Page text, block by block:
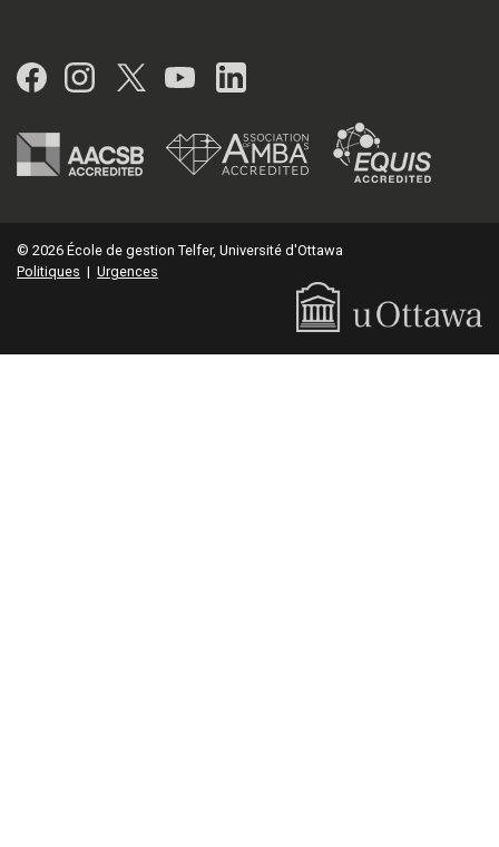
Facebook
Instagram
Twitter
YouTubeLinkedIn
© 2026 École de gestion Telfer, Université d'Ottawa
Politiques | Urgences